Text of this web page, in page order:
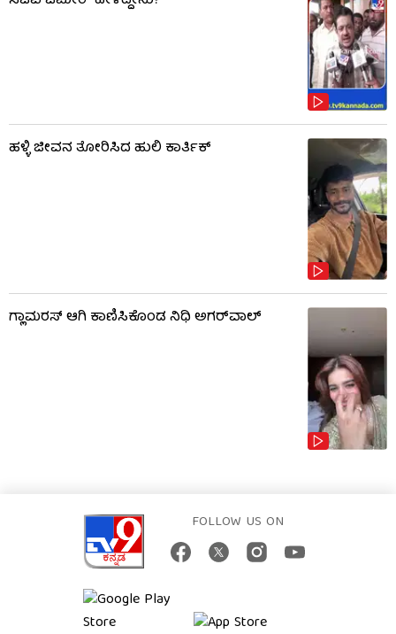
ಹಳ್ಳಿ ಜೀವನ ತೋರಿಸಿದ ಹುಲಿ ಕಾರ್ತಿಕ್
ಗ್ಲಾಮರಸ್ ಆಗಿ ಕಾಣಿಸಿಕೊಂಡ ನಿಧಿ ಅಗರ್​​ವಾಲ್
FOLLOW US ON